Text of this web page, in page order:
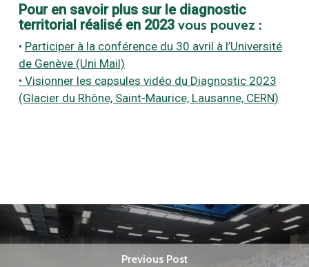
Pour en savoir plus sur le diagnostic
territorial réalisé en 2023vous pouvez :
• Participer à la conférence du 30 avril à l’Université
de Genève (Uni Mail)
• Visionner les capsules vidéo du Diagnostic 2023
(Glacier du Rhône, Saint-Maurice, Lausanne, CERN)
Previous Post